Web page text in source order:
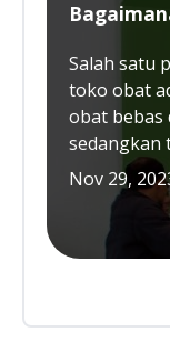
Salah satu
toko obat
obat bebas
sedangkan
Nov 29,